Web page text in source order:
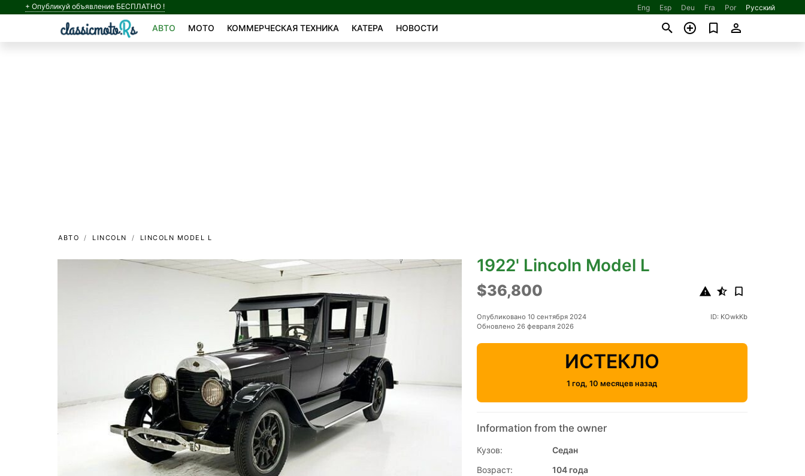
+ Опубликуй объявление БЕСПЛАТНО ! Eng Esp Deu Fra Por Русский
АВТО МОТО КОММЕРЧЕСКАЯ ТЕХНИКА КАТЕРА НОВОСТИ
АВТО LINCOLN LINCOLN MODEL L
1922' Lincoln Model L
$36,800
Опубликовано 10 сентября 2024
Обновлено 26 февраля 2026
ID: KOwkKb
ИСТЕКЛО
1 год, 10 месяцев назад
Information from the owner
Кузов:
Седан
Возраст:
104 года